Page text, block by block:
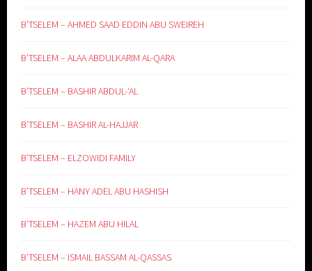
B’TSELEM – AHMED SAAD EDDIN ABU SWEIREH
B’TSELEM – ALAA ABDULKARIM AL-QARA
B’TSELEM – BASHIR ABDUL-‘AL
B’TSELEM – BASHIR AL-HAJJAR
B’TSELEM – ELZOWIDI FAMILY
B’TSELEM – HANY ADEL ABU HASHISH
B’TSELEM – HAZEM ABU HILAL
B’TSELEM – ISMAIL BASSAM AL-QASSAS